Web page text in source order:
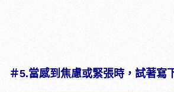
＃5.當感到焦慮或緊張時，試著寫